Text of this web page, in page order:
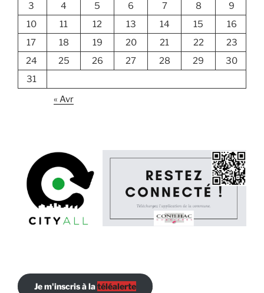
3
4 5 6 7 8
9
10
11 12 13 14 15
16
17
18 19 20 21 22
23
24
25 26 27 28 29
30
31
« Avr
Je m'inscris à latéléalerte